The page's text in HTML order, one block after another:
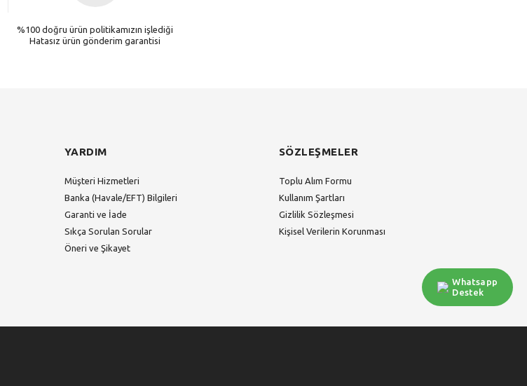
%100 doğru ürün politikamızın işlediği
Hatasız ürün gönderim garantisi
YARDIM
Müşteri Hizmetleri
Banka (Havale/EFT) Bilgileri
Garanti ve İade
Sıkça Sorulan Sorular
Öneri ve Şikayet
SÖZLEŞMELER
Toplu Alım Formu
Kullanım Şartları
Gizlilik Sözleşmesi
Kişisel Verilerin Korunması
Whatsapp
Destek